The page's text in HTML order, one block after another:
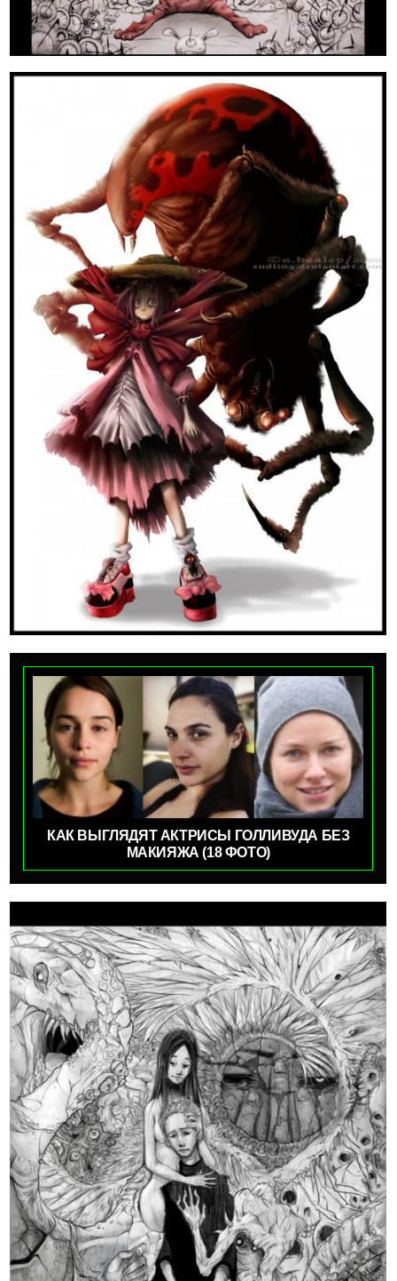
КАК ВЫГЛЯДЯТ АКТРИСЫ ГОЛЛИВУДА БЕЗ
МАКИЯЖА (18 ФОТО)